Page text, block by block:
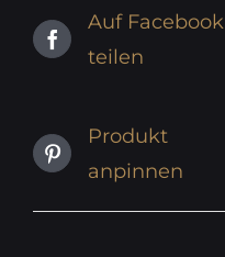
Auf Facebook
teilen
Produkt
anpinnen